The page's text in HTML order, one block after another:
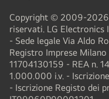
Copyright © 2009-
riservati. LG Electronics
- Sede legale Via Aldo
Registro Imprese
11704130159 - REA n.
1.000.000 i.v. -
- Iscrizione Registo dei